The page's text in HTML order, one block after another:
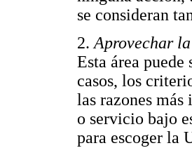
se consideran
2. Aprovechar
Esta área
casos, los
las razones
o servicio bajo
para escoger la